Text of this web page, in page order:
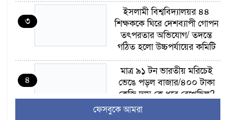
৩
ইসলামী বিশ্ববিদ্যালয়র ৪৪
শিক্ষককে ঘিরে দেশব্যাপী গোপন
তৎপরতার অভিযোগ/ তদন্তে
গঠিত হলো উচ্চপর্যায়ের কমিটি
৪
মাত্র ৯১ টন ভারতীয় মরিচেই
ভেঙে পড়ল বাজার/৪০০ টাকা
কেজি দাম কে ধরে রেখেছিল?
ফেসবুকে আমরা